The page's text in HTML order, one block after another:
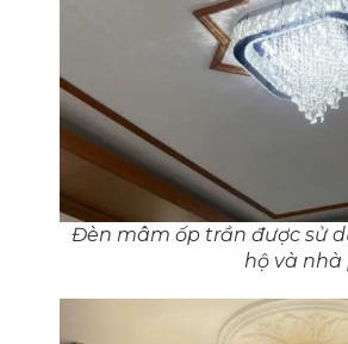
Đèn mâm ốp trần được sử
hộ và nhà